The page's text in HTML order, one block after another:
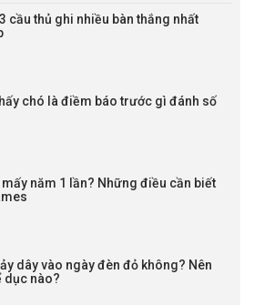
cầu thủ ghi nhiều bàn thắng nhất
chó là điềm báo trước gì đánh số
năm 1 lần? Những điều cần biết
dây vào ngày đèn đỏ không? Nên
dục nào?